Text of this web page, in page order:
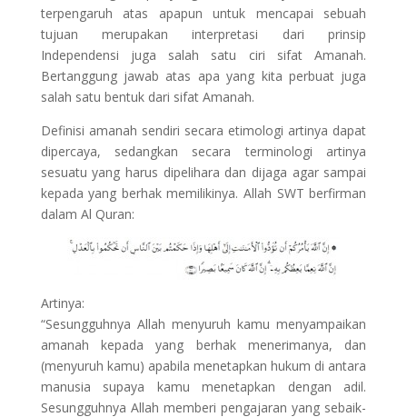
terpengaruh atas apapun untuk mencapai sebuah
tujuan merupakan interpretasi dari prinsip
Independensi juga salah satu ciri sifat Amanah.
Bertanggung jawab atas apa yang kita perbuat juga
salah satu bentuk dari sifat Amanah.
Definisi amanah sendiri secara etimologi artinya dapat
dipercaya, sedangkan secara terminologi artinya
sesuatu yang harus dipelihara dan dijaga agar sampai
kepada yang berhak memilikinya. Allah SWT berfirman
dalam Al Quran:
Artinya:
“Sesungguhnya Allah menyuruh kamu menyampaikan
amanah kepada yang berhak menerimanya, dan
(menyuruh kamu) apabila menetapkan hukum di antara
manusia supaya kamu menetapkan dengan adil.
Sesungguhnya Allah memberi pengajaran yang sebaik-